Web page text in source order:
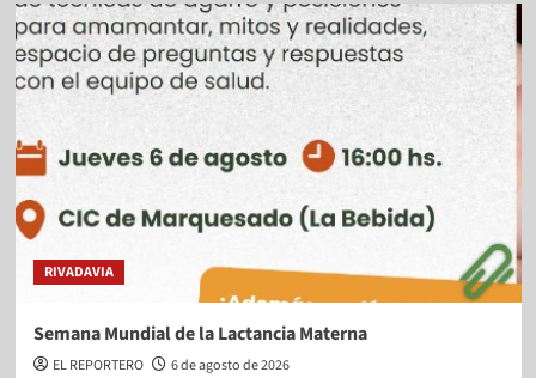
RIVADAVIA
Semana Mundial de la Lactancia Materna
EL REPORTERO 6 de agosto de 2026